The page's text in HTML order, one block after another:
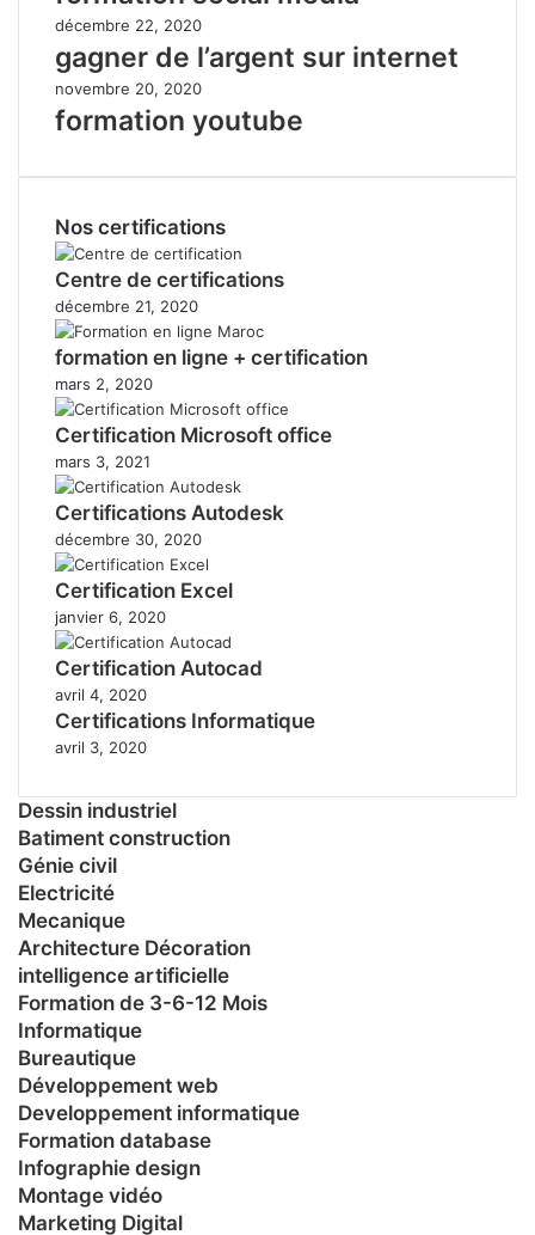
décembre 22, 2020
gagner de l’argent sur internet
novembre 20, 2020
formation youtube
Nos certifications
Centre de certifications
décembre 21, 2020
formation en ligne + certification
mars 2, 2020
Certification Microsoft office
mars 3, 2021
Certifications Autodesk
décembre 30, 2020
Certification Excel
janvier 6, 2020
Certification Autocad
avril 4, 2020
Certifications Informatique
avril 3, 2020
Dessin industriel
Batiment construction
Génie civil
Electricité
Mecanique
Architecture Décoration
intelligence artificielle
Formation de 3-6-12 Mois
Informatique
Bureautique
Développement web
Developpement informatique
Formation database
Infographie design
Montage vidéo
Marketing Digital